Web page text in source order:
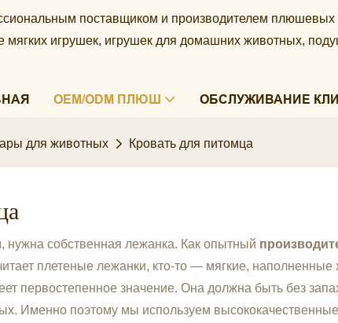
поставщиком и производителем плюшевых
мягких игрушек, игрушек для домашних животных,
OEM/ODM ПЛЮШ ОБСЛУЖИВАНИЕ
для животных Кровать для питомца
собственная лежанка. Как опытный
плетеные лежанки, кто-то — мягкие,
первостепенное значение. Она должна быть без
Именно поэтому мы используем